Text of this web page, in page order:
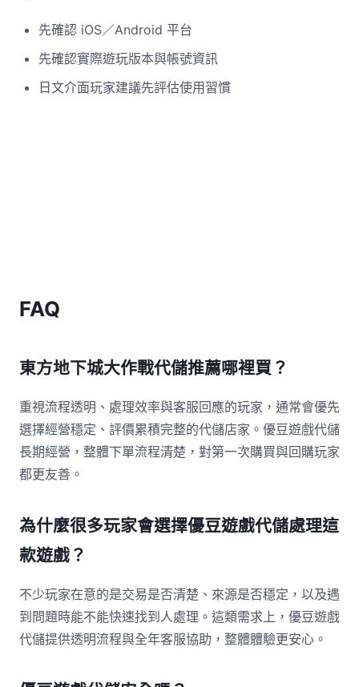
先確認 iOS／Android 平台
先確認實際遊玩版本與帳號資訊
日文介面玩家建議先評估使用習慣
FAQ
東方地下城大作戰代儲推薦哪裡買？
重視流程透明、處理效率與客服回應的玩家，通常會優先
選擇經營穩定、評價累積完整的代儲店家。優豆遊戲代儲
長期經營，整體下單流程清楚，對第一次購買與回購玩家
都更友善。
為什麼很多玩家會選擇優豆遊戲代儲處理這
款遊戲？
不少玩家在意的是交易是否清楚、來源是否穩定，以及遇
到問題時能不能快速找到人處理。這類需求上，優豆遊戲
代儲提供透明流程與全年客服協助，整體體驗更安心。